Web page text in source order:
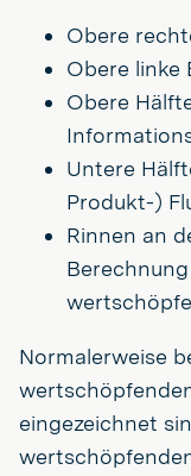
Obere
Obere linke
Obere
Untere
Produkt-)
Rinnen an
Normalerweise
eingezeichnet